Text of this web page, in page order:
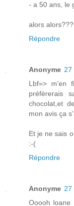
- a 50 ans, le
alors
Répondre
Anonyme 27
Lbf=> m'en
préfèrerais
chocolat,et
mon avis ça
Et je ne sais
:-(
Répondre
Anonyme 27
Ooooh